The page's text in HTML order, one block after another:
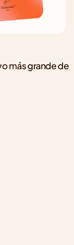
más grande de